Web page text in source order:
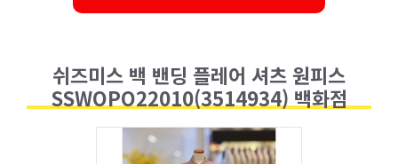
쉬즈미스 백 밴딩 플레어 셔츠 원피스
SSWOPO22010(3514934) 백화점